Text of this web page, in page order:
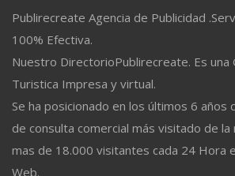
Publirecreate Agencia de Publicidad
100% Efectiva.
Nuestro DirectorioPublirecreate. Es una
Turistica Impresa y virtual.
Se ha posicionado en los últimos 6 años
de consulta comercial más visitado de
mas de 18.000 visitantes cada 24 Hora
Web.